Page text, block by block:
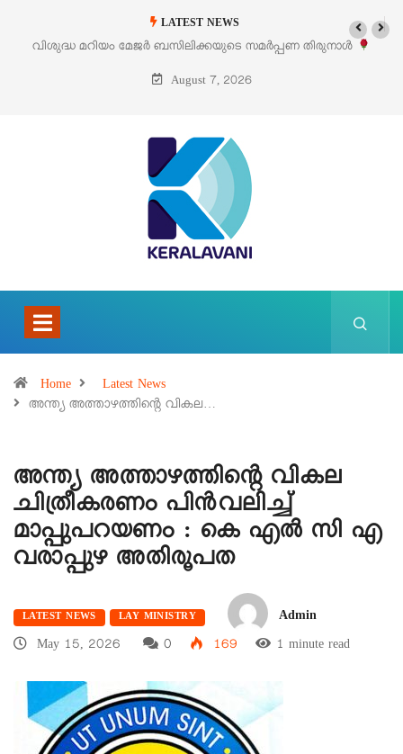
LATEST NEWS
തിരുനാൾ
‘പെറ്റൽസ്’ ലൈഫ് സ്റ്റൈൽ എക്സിബിഷനും
August 7, 2026
Home
Latest News
അന്ത്യ അത്താഴത്തിൻ്റെ വികല…
അന്ത്യ അത്താഴത്തിൻ്റെ വികല
ചിത്രീകരണം പിൻവലിച്ച്
മാപ്പുപറയണം : കെ എൽ സി എ
വരാപ്പുഴ അതിരൂപത
LATEST NEWS LAY MINISTRY
Admin
May 15, 2026
0 169 1 minute read